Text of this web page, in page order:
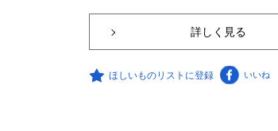
詳しく見る
ほしいものリストに登録 いいね